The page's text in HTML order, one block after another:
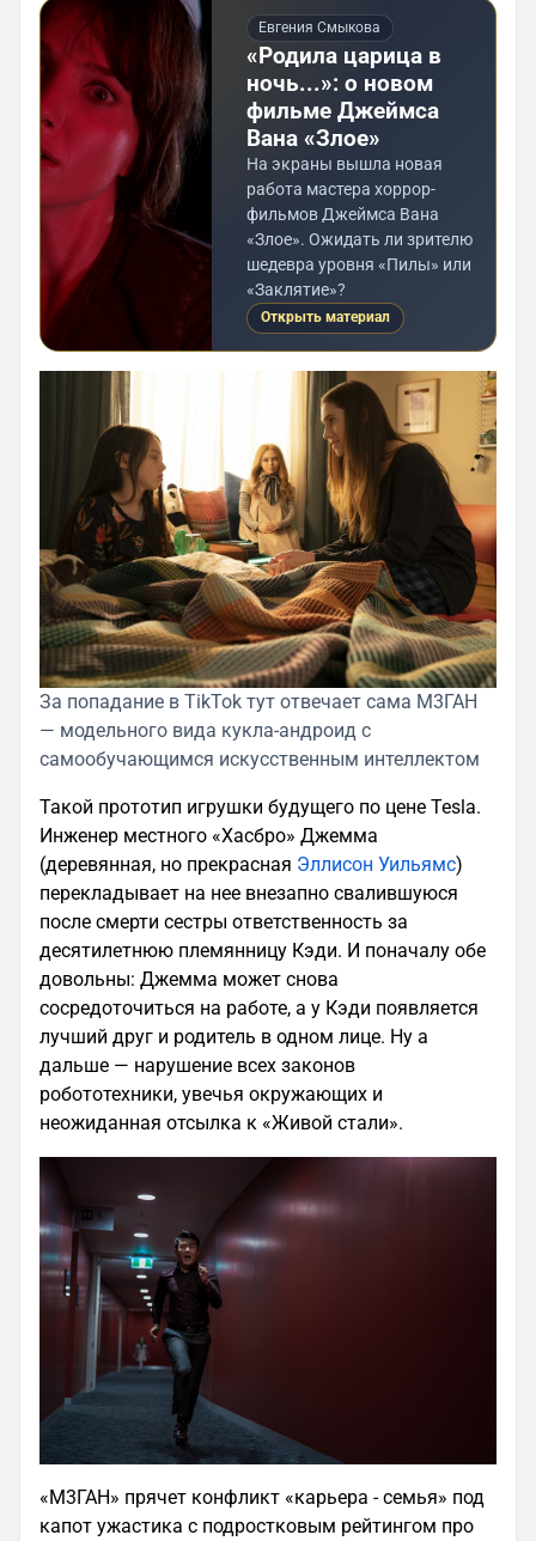
Евгения Смыкова
«Родила царица в
ночь...»: о новом
фильме Джеймса
Вана «Злое»
На экраны вышла новая
работа мастера хоррор-
фильмов Джеймса Вана
«Злое». Ожидать ли зрителю
шедевра уровня «Пилы» или
«Заклятие»?
Открыть материал
За попадание в TikTok тут отвечает сама М3ГАН
— модельного вида кукла-андроид с
самообучающимся искусственным интеллектом
Такой прототип игрушки будущего по цене Tesla.
Инженер местного «Хасбро» Джемма
(деревянная, но прекрасная Эллисон Уильямс)
перекладывает на нее внезапно свалившуюся
после смерти сестры ответственность за
десятилетнюю племянницу Кэди. И поначалу обе
довольны: Джемма может снова
сосредоточиться на работе, а у Кэди появляется
лучший друг и родитель в одном лице. Ну а
дальше — нарушение всех законов
робототехники, увечья окружающих и
неожиданная отсылка к «Живой стали».
«М3ГАН» прячет конфликт «карьера - семья» под
капот ужастика с подростковым рейтингом про